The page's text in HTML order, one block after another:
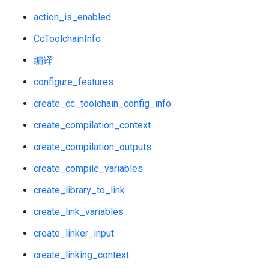
action_is_enabled
CcToolchainInfo
编译
configure_features
create_cc_toolchain_config_info
create_compilation_context
create_compilation_outputs
create_compile_variables
create_library_to_link
create_link_variables
create_linker_input
create_linking_context